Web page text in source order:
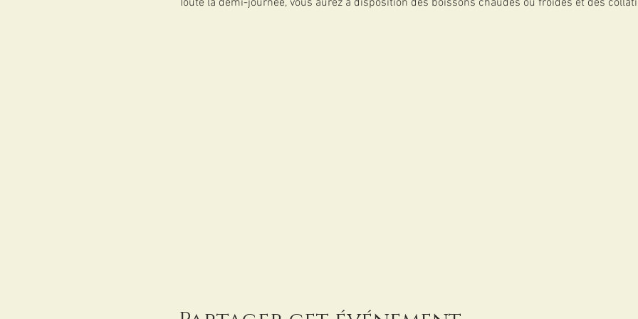
Toute la demi-journée, vous aurez à disposition des boissons chaudes ou froides et des